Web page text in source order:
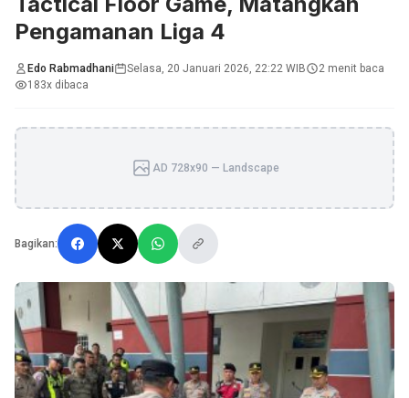
Pengamanan Liga 4
Edo Rabmadhani Selasa, 20 Januari 2026, 22:22 WIB
2 menit baca
183x dibaca
AD 728x90 — Landscape
Bagikan: